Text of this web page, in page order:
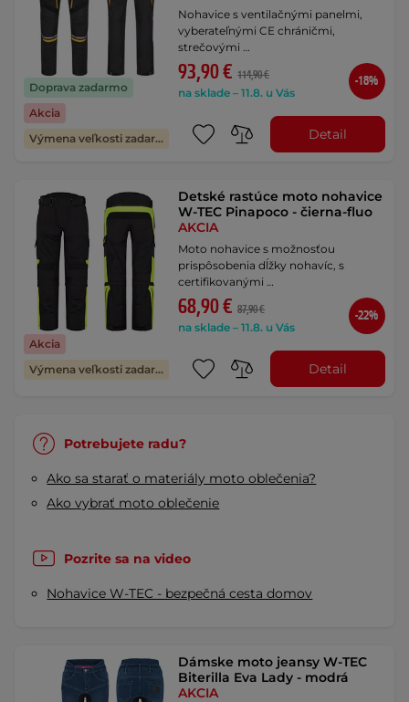
Doprava zadarmo
Akcia
Výmena veľkosti zadarmo
Nohavice s ventilačnými panelmi,
vyberateľnými CE chráničmi,
strečovými …
93,90 € 114,90 €
na sklade – 11.8. u Vás
-18%
Detail
Akcia
Výmena veľkosti zadarmo
Detské rastúce moto nohavice
W-TEC Pinapoco - čierna-fluo
AKCIA
Moto nohavice s možnosťou
prispôsobenia dĺžky nohavíc, s
certifikovanými …
68,90 € 87,90 €
na sklade – 11.8. u Vás
-22%
Detail
Potrebujete radu?
Ako sa starať o materiály moto oblečenia?
Ako vybrať moto oblečenie
Pozrite sa na video
Nohavice W-TEC - bezpečná cesta domov
Dámske moto jeansy W-TEC
Biterilla Eva Lady - modrá
AKCIA